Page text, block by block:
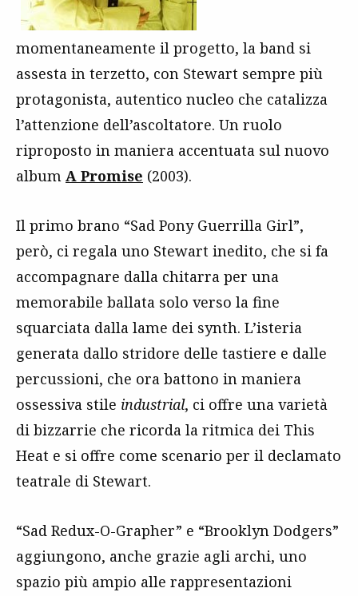
momentaneamente il progetto, la band si
assesta in terzetto, con Stewart sempre più
protagonista, autentico nucleo che catalizza
l’attenzione dell’ascoltatore. Un ruolo
riproposto in maniera accentuata sul nuovo
album A Promise (2003).
Il primo brano “Sad Pony Guerrilla Girl”,
però, ci regala uno Stewart inedito, che si fa
accompagnare dalla chitarra per una
memorabile ballata solo verso la fine
squarciata dalla lame dei synth. L’isteria
generata dallo stridore delle tastiere e dalle
percussioni, che ora battono in maniera
ossessiva stile industrial, ci offre una varietà
di bizzarrie che ricorda la ritmica dei This
Heat e si offre come scenario per il declamato
teatrale di Stewart.
“Sad Redux-O-Grapher” e “Brooklyn Dodgers”
aggiungono, anche grazie agli archi, uno
spazio più ampio alle rappresentazioni